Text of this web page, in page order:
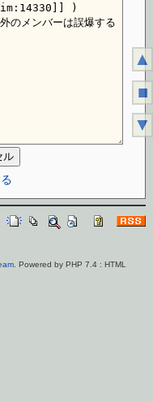
. Powered by PHP 7.4 : HTML
▲
■
▼